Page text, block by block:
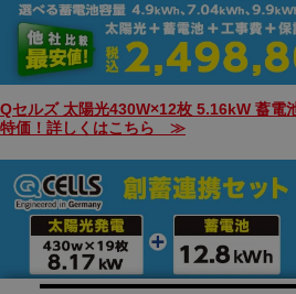
Qセルズ 太陽光430W×12枚 5.16kW 蓄電
特価！詳しくはこちら ≫